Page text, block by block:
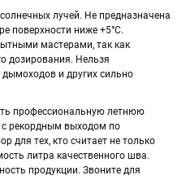
лучей. Не предназначена
поверхности ниже +5°C.
мастерами, так как
дозирования. Нельзя
и других сильно
профессиональную летнюю
с рекордным выходом по
для тех, кто считает не только
литра качественного шва.
продукции. Звоните для